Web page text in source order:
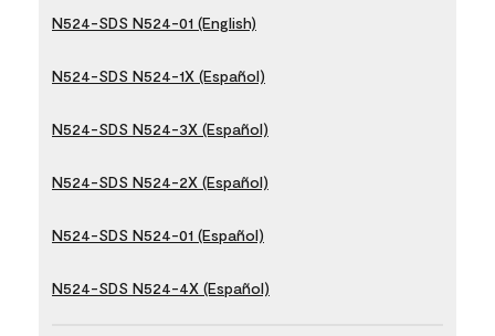
N524-SDS N524-01 (English)
N524-SDS N524-1X (Español)
N524-SDS N524-3X (Español)
N524-SDS N524-2X (Español)
N524-SDS N524-01 (Español)
N524-SDS N524-4X (Español)